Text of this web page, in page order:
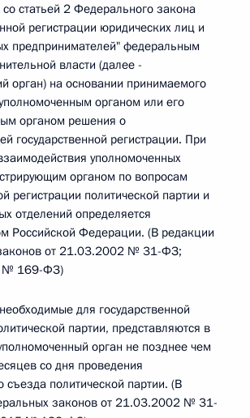
со статьей 2 Федерального закона
регистрации юридических лиц и
предпринимателей" федеральным
власти (далее -
орган) на основании принимаемого
органом или его
органом решения о
государственной регистрации. При
уполномоченных
органом по вопросам
регистрации политической партии и
отделений определяется
Российской Федерации. (В редакции
от 21.03.2002 № 31-ФЗ;
№ 169-ФЗ)
для государственной
партии, представляются в
орган не позднее чем
со дня проведения
съезда политической партии. (В
законов от 21.03.2002 № 31-